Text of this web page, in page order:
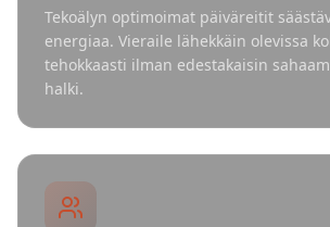
Tekoälyn optimoimat päiväreitit
energiaa. Vieraile lähekkäin olevissa
tehokkaasti ilman edestakaisin
halki.